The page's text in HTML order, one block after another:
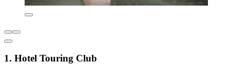
1. Hotel Touring Club